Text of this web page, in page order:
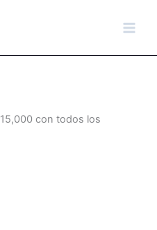
15,000 con todos los